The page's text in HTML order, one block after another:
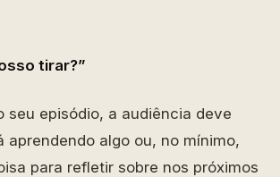
tirar?”
seu episódio, a audiência deve
aprendendo algo ou, no mínimo,
para refletir sobre nos próximos